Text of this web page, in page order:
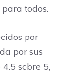
todos.
por
por sus
sobre 5,